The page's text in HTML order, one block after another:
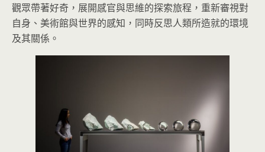
觀眾帶著好奇，展開感官與思維的探索旅程，重新審視對
自身、美術館與世界的感知，同時反思人類所造就的環境
及其關係。